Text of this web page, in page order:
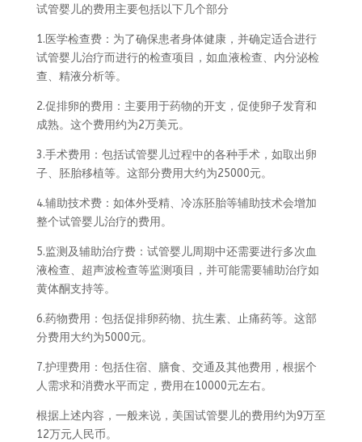
试管婴儿的费用主要包括以下几个部分
1.医学检查费：为了确保患者身体健康，并确定适合进行
试管婴儿治疗而进行的检查项目，如血液检查、内分泌检
查、精液分析等。
2.促排卵的费用：主要用于药物的开支，促使卵子发育和
成熟。这个费用约为2万美元。
3.手术费用：包括试管婴儿过程中的各种手术，如取出卵
子、胚胎移植等。这部分费用大约为25000元。
4.辅助技术费：如体外受精、冷冻胚胎等辅助技术会增加
整个试管婴儿治疗的费用。
5.监测及辅助治疗费：试管婴儿周期中还需要进行多次血
液检查、超声波检查等监测项目，并可能需要辅助治疗如
黄体酮支持等。
6.药物费用：包括促排卵药物、抗生素、止痛药等。这部
分费用大约为5000元。
7.护理费用：包括住宿、膳食、交通及其他费用，根据个
人需求和消费水平而定，费用在10000元左右。
根据上述内容，一般来说，美国试管婴儿的费用约为9万至
12万元人民币。